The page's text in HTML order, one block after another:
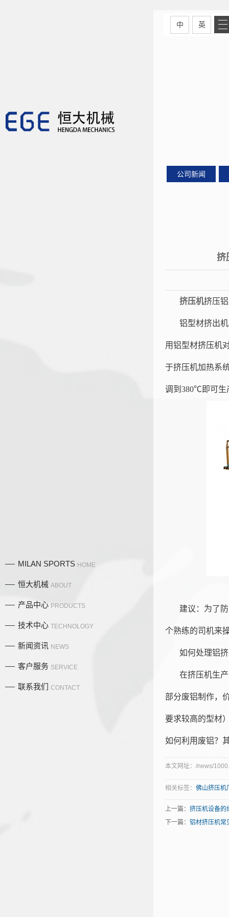
MILAN SPORTS HOME
恒大机械 ABOUT
产品中心 PRODUCTS
技术中心 TECHNOLOGY
新闻资讯 NEWS
客户服务 SERVICE
联系我们 CONTACT
中 英
公司新闻
挤
挤压机挤压
铝型材挤出
用铝型材挤压机
于挤压机加热系
调到380℃即可生
建议：为了
个熟练的司机来
如何处理铝
在挤压机生
部分废铝制作，
要求较高的型材
如何利用废铝？
本文网址：/news/
相关标签：佛山挤压机
上一篇：挤压机设备的
下一篇：铝材挤压机常